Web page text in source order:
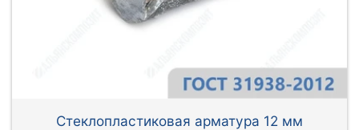
Стеклопластиковая арматура 12 мм